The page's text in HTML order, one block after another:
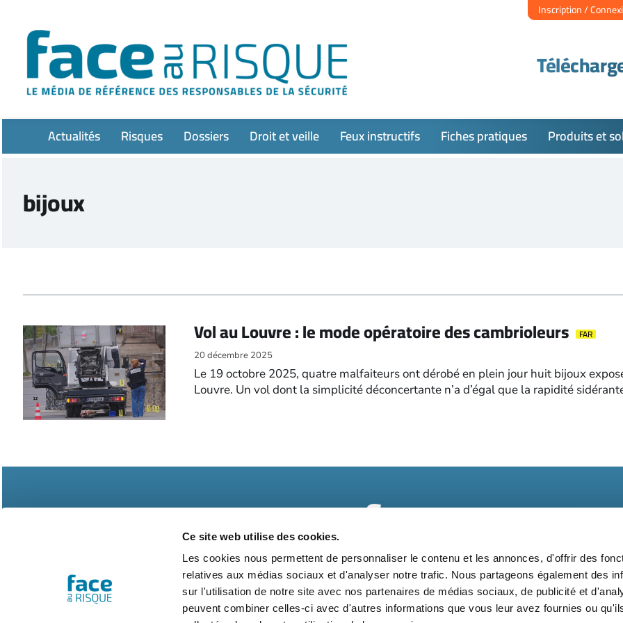
Ce site web utilise des cookies.
Les cookies nous permettent de personnaliser le contenu et les annonces, d'offrir des
relatives aux médias sociaux et d'analyser notre trafic. Nous partageons également des
sur l'utilisation de notre site avec nos partenaires de médias sociaux, de publicité et
peuvent combiner celles-ci avec d'autres informations que vous leur avez fournies ou
contenu
Inscription /
Actualités Risques Dossiers Droit et veille Feux instructifs Fiches pratiques Produits et
bijoux
Vol au Louvre : le mode opératoire des cambrioleurs FAR
20 décembre 2025
Le 19 octobre 2025, quatre malfaiteurs ont dérobé en plein jour huit bijoux
Louvre. Un vol dont la simplicité déconcertante n’a d’égal que la rapidité
Abonnements Contact Kit média Nos partenaires Qui sommes-nous ?
Suivez-nous également sur les réseaux sociaux